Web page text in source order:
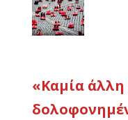
«Καμία άλλη